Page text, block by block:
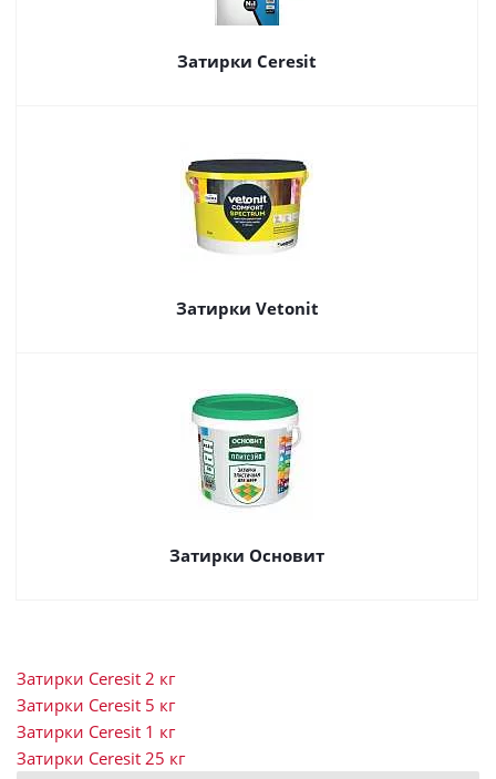
Затирки Ceresit
Затирки Vetonit
Затирки Основит
Затирки Ceresit 2 кг
Затирки Ceresit 5 кг
Затирки Ceresit 1 кг
Затирки Ceresit 25 кг